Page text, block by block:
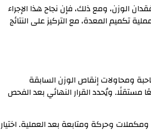
الوزن، ومع ذلك، فإن نجاح هذا الإجراء
تكميم المعدة، مع التركيز على النتائج
ومحاولات إنقاص الوزن السابقة
مستقلًا. ويُحدد القرار النهائي بعد الفحص
وحركة ومتابعة بعد العملية. اختيار